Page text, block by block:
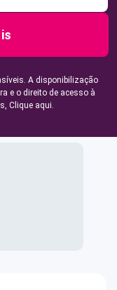
A disponibilização
e o direito de acesso à
Clique aqui.